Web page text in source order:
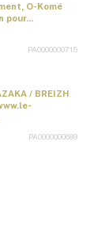
O-Komé
pour...
PA0000000715
/ BREIZH
PA0000000689